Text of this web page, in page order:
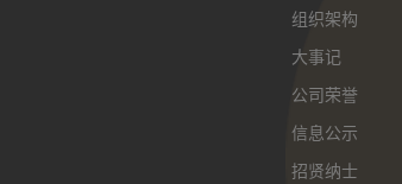
组织架构
大事记
公司荣誉
信息公示
招贤纳士